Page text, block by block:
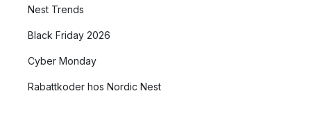
Nest Trends
Black Friday 2026
Cyber Monday
Rabattkoder hos Nordic Nest